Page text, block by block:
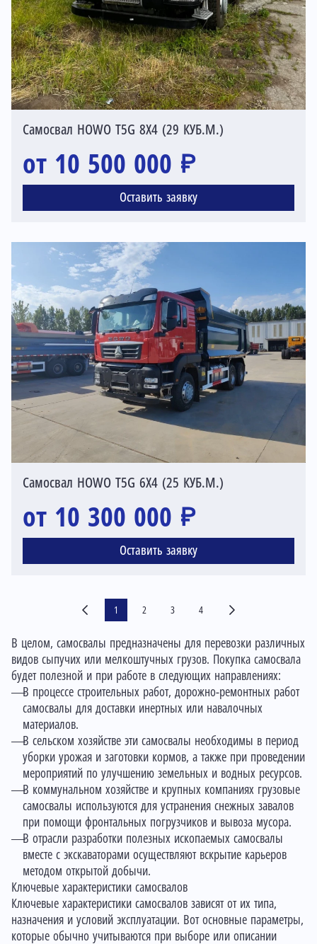
Самосвал HOWO T5G 8X4 (29 КУБ.М.)
от 10 500 000 ₽
Оставить заявку
Самосвал HOWO T5G 6X4 (25 КУБ.М.)
от 10 300 000 ₽
Оставить заявку
1 2 3 4
В целом, самосвалы предназначены для перевозки различных
видов сыпучих или мелкоштучных грузов. Покупка самосвала
будет полезной и при работе в следующих направлениях:
В процессе строительных работ, дорожно-ремонтных работ
самосвалы для доставки инертных или навалочных
материалов.
В сельском хозяйстве эти самосвалы необходимы в период
уборки урожая и заготовки кормов, а также при проведении
мероприятий по улучшению земельных и водных ресурсов.
В коммунальном хозяйстве и крупных компаниях грузовые
самосвалы используются для устранения снежных завалов
при помощи фронтальных погрузчиков и вывоза мусора.
В отрасли разработки полезных ископаемых самосвалы
вместе с экскаваторами осуществляют вскрытие карьеров
методом открытой добычи.
Ключевые характеристики самосвалов
Ключевые характеристики самосвалов зависят от их типа,
назначения и условий эксплуатации. Вот основные параметры,
которые обычно учитываются при выборе или описании